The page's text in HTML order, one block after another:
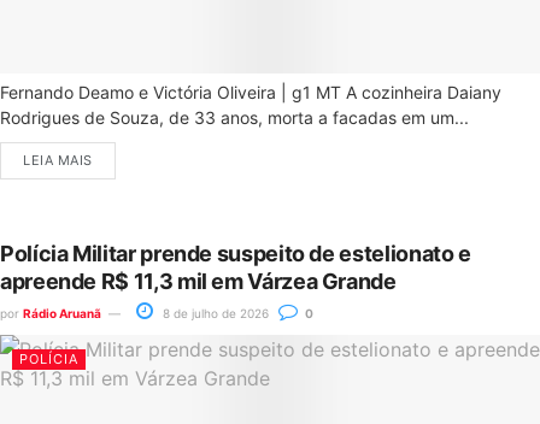
Fernando Deamo e Victória Oliveira | g1 MT A cozinheira Daiany
Rodrigues de Souza, de 33 anos, morta a facadas em um...
LEIA MAIS
Polícia Militar prende suspeito de estelionato e
apreende R$ 11,3 mil em Várzea Grande
por Rádio Aruanã 8 de julho de 2026 0
POLÍCIA